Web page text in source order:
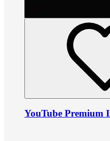
YouTube Premium